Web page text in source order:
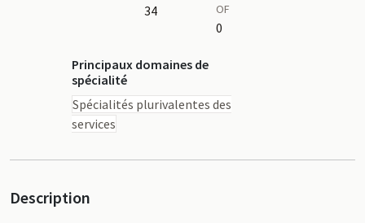
34
OF
0
Principaux domaines de
spécialité
Spécialités plurivalentes des
services
Description